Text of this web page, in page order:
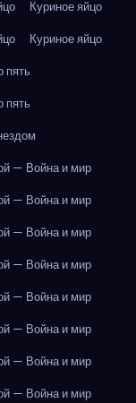
Куриное яйцо
Куриное яйцо
пять
пять
— Война и мир
— Война и мир
— Война и мир
— Война и мир
— Война и мир
— Война и мир
— Война и мир
— Война и мир